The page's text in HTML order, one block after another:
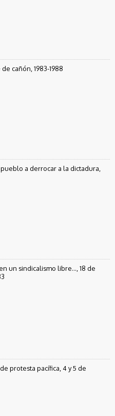
cañón, 1983-1988
a derrocar a la dictadura,
un sindicalismo libre..., 18 de
protesta pacífica, 4 y 5 de